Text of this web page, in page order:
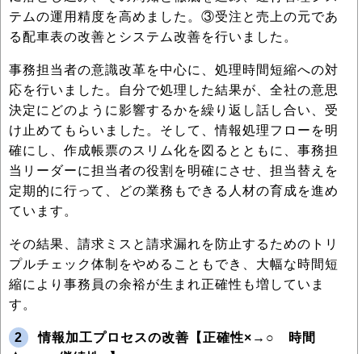
テムの運用精度を高めました。③受注と売上の元であ
る配車表の改善とシステム改善を行いました。
事務担当者の意識改革を中心に、処理時間短縮への対
応を行いました。自分で処理した結果が、全社の意思
決定にどのように影響するかを繰り返し話し合い、受
け止めてもらいました。そして、情報処理フローを明
確にし、作成帳票のスリム化を図るとともに、事務担
当リーダーに担当者の役割を明確にさせ、担当替えを
定期的に行って、どの業務もできる人材の育成を進め
ています。
その結果、請求ミスと請求漏れを防止するためのトリ
プルチェック体制をやめることもでき、大幅な時間短
縮により事務員の余裕が生まれ正確性も増していま
す。
2
情報加工プロセスの改善【正確性×→○ 時間